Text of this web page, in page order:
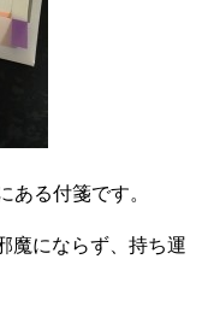
る付箋です。
魔にならず、持ち運